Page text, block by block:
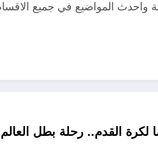
واحدث المواضيع في جميع
لكرة القدم.. رحلة بطل العالم